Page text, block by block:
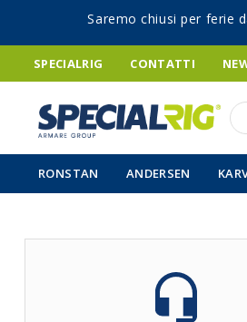
Saremo chiusi per ferie
SPECIALRIG CONTATTI
RONSTAN ANDERSEN